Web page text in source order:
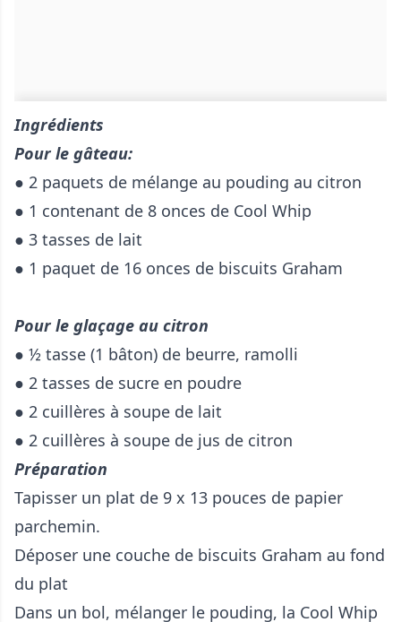
Ingrédients
Pour le gâteau:
● 2 paquets de mélange au pouding au citron
● 1 contenant de 8 onces de Cool Whip
● 3 tasses de lait
● 1 paquet de 16 onces de biscuits Graham
Pour le glaçage au citron
● ½ tasse (1 bâton) de beurre, ramolli
● 2 tasses de sucre en poudre
● 2 cuillères à soupe de lait
● 2 cuillères à soupe de jus de citron
Préparation
Tapisser un plat de 9 x 13 pouces de papier
parchemin.
Déposer une couche de biscuits Graham au fond
du plat
Dans un bol, mélanger le pouding, la Cool Whip